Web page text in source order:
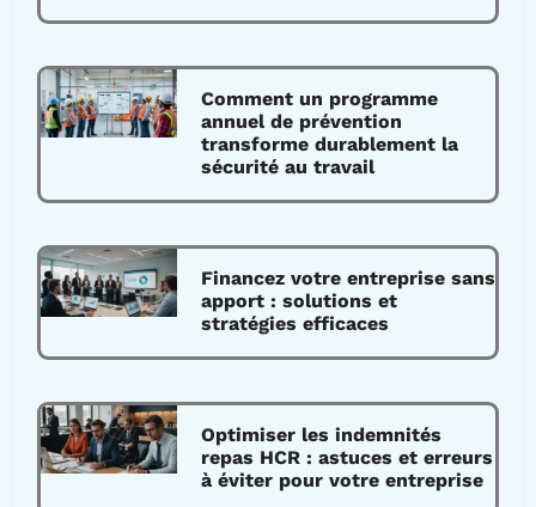
Comment un programme
annuel de prévention
transforme durablement la
sécurité au travail
Financez votre entreprise sans
apport : solutions et
stratégies efficaces
Optimiser les indemnités
repas HCR : astuces et erreurs
à éviter pour votre entreprise